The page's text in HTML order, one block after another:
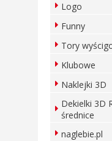
Logo
Funny
Tory
Klubowe
Naklejki 3D
Dekielki 3D
średnice
naglebie.pl